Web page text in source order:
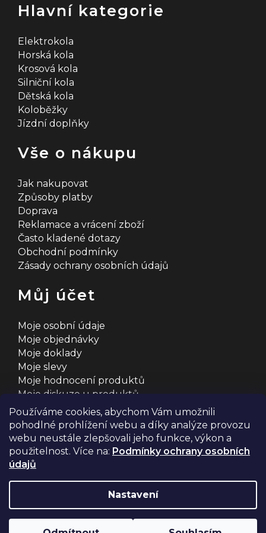
Používáme cookies, abychom Vám umožnili
pohodlné prohlížení webu a díky analýze provozu
webu neustále zlepšovali jeho funkce, výkon a
použitelnost. Více na: Podmínky ochrany osobních
údajů
Nastavení
Hlavní kategorie
Elektrokola
Horská kola
Krosová kola
Silniční kola
Dětská kola
Koloběžky
Jízdní doplňky
Vše o nákupu
Jak nakupovat
Způsoby platby
Doprava
Reklamace a vrácení zboží
Často kladené dotazy
Obchodní podmínky
Zásady ochrany osobních údajů
Můj účet
Moje osobní údaje
Moje objednávky
Moje doklady
Moje slevy
Moje hodnocení produktů
Moje diskuze u produktů
Shoptet s ❤️ vyšperkovalo